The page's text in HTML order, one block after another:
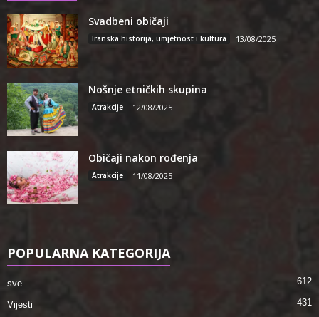
Svadbeni običaji
Iranska historija, umjetnost i kultura 13/08/2025
Nošnje etničkih skupina
Atrakcije 12/08/2025
Običaji nakon rođenja
Atrakcije 11/08/2025
POPULARNA KATEGORIJA
sve 612
Vijesti 431